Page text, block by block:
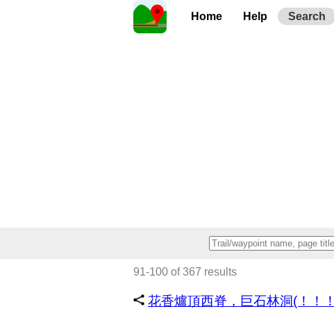
Home Help Search
91-100 of 367 results
花香爐頂西脊，巨石林洞(！！